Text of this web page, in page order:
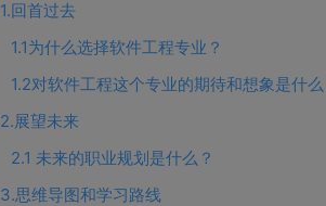
1.回首过去
1.1为什么选择软件工程专业？
1.2对软件工程这个专业的期待和想象是什
2.展望未来
2.1 未来的职业规划是什么？
3.思维导图和学习路线